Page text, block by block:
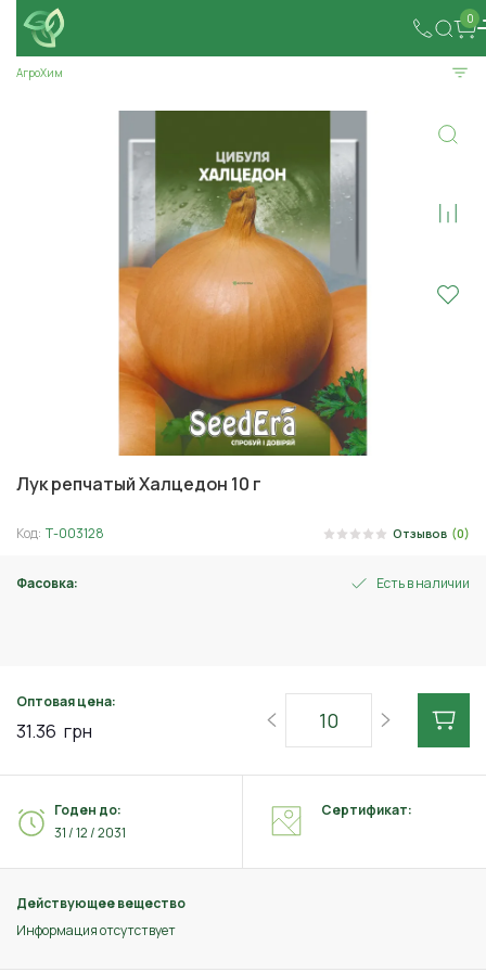
0
АгроХим
Лук репчатый Халцедон 10 г
Код: Т-003128 Отзывов (0)
Фасовка: Есть в наличии
Оптовая цена:
31.36 грн
Действующее вещество
Информация отсутствует
Годен до:
31 / 12 / 2031
Сертификат: